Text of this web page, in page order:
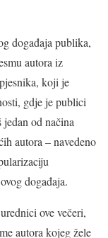
događaja publika,
autora iz
koji je
gdje je publici
od načina
autora – navedeno
događaja.
ove večeri,
autora kojeg žele